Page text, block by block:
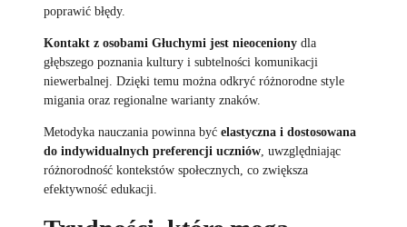
poprawić błędy.
Kontakt z osobami Głuchymi jest nieoceniony dla
głębszego poznania kultury i subtelności komunikacji
niewerbalnej. Dzięki temu można odkryć różnorodne style
migania oraz regionalne warianty znaków.
Metodyka nauczania powinna być elastyczna i dostosowana
do indywidualnych preferencji uczniów, uwzględniając
różnorodność kontekstów społecznych, co zwiększa
efektywność edukacji.